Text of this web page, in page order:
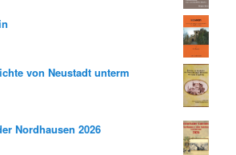
von Neustadt unterm
Nordhausen 2026